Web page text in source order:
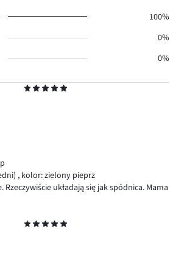
, kolor: zielony pieprz
układają się jak spódnica. Mama
100%
0%
0%